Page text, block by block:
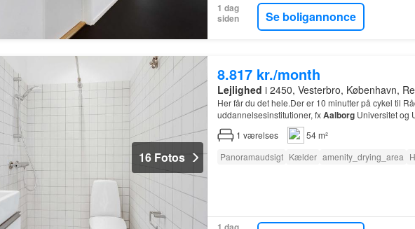
1 dag
siden
Se boligannonce
16 Fotos
8.817 kr./month
Lejlighed i 2450, Vesterbro, København,
Her får du det hele.Der er 10 minutter på cykel til
uddannelsesinstitutioner, fxAalborgUniversitet og
1 værelses
54 m²
Panoramaudsigt Kælder amenity_drying_area